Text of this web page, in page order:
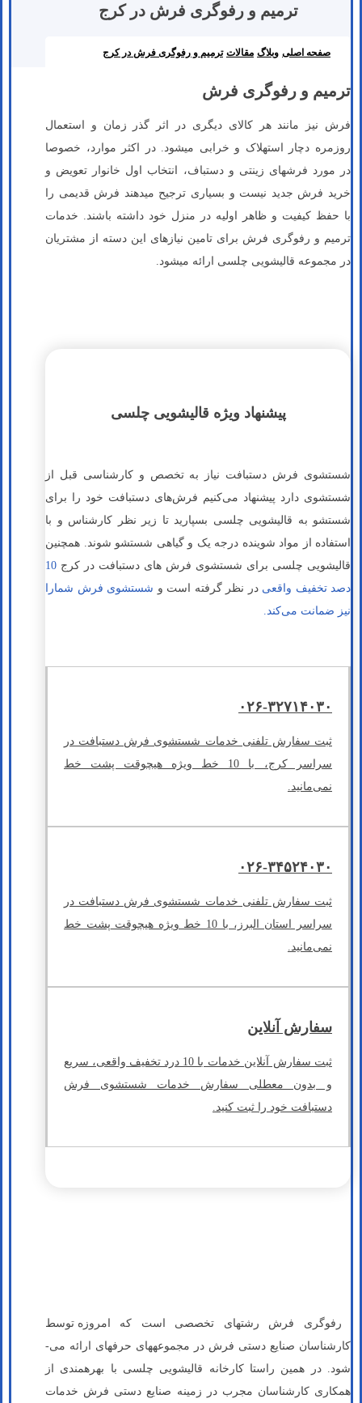
ترمیم و رفوگری فرش در کرج
صفحه اصلی وبلاگ مقالات ترمیم و رفوگری فرش در کرج
ترمیم و رفوگری فرش
فرش نیز مانند هر کالای دیگری در اثر گذر زمان و استعمال
روزمره دچار استهلاک و خرابی می­شود. در اکثر موارد، خصوصا
در مورد فرش­های زینتی و دستباف، انتخاب اول خانوار تعویض و
خرید فرش جدید نیست و بسیاری ترجیح می­دهند فرش قدیمی را
با حفظ کیفیت و ظاهر اولیه در منزل خود داشته باشند. خدمات
ترمیم و رفوگری فرش برای تامین نیازهای این دسته از مشتریان
در مجموعه قالیشویی چلسی ارائه می­شود.
پیشنهاد ویژه قالیشویی چلسی
شستشوی فرش دستبافت نیاز به تخصص و کارشناسی قبل از
شستشوی دارد پیشنهاد می‌کنیم فرش‌های دستبافت خود را برای
شستشو به قالیشویی چلسی بسپارید تا زیر نظر کارشناس و با
استفاده از مواد شوینده درجه یک و گیاهی شستشو شوند. همچنین
قالیشویی چلسی برای شستشوی فرش های دستبافت در کرج 10
دصد تخفیف واقعی در نظر گرفته است و شستشوی فرش شمارا
نیز ضمانت می‌کند.
۰۲۶-۳۲۷۱۴۰۳۰
ثبت سفارش تلفنی خدمات شستشوی فرش دستبافت در
سراسر کرج، با 10 خط ویژه هیچوقت پشت خط
نمی‌مانید.
۰۲۶-۳۴۵۲۴۰۳۰
ثبت سفارش تلفنی خدمات شستشوی فرش دستبافت در
سراسر استان البرز، با 10 خط ویژه هیچوقت پشت خط
نمی‌مانید.
سفارش آنلاین
ثبت سفارش آنلاین خدمات با 10 درد تخفیف واقعی، سریع
و بدون معطلی سفارش خدمات شستشوی فرش
دستبافت خود را ثبت کنید.
رفوگری فرش رشته­ای تخصصی است که امروزه توسط
شود. در همین راستا کارخانه قالیشویی چلسی با بهره­مندی از
همکاری کارشناسان مجرب در زمینه صنایع دستی فرش خدمات